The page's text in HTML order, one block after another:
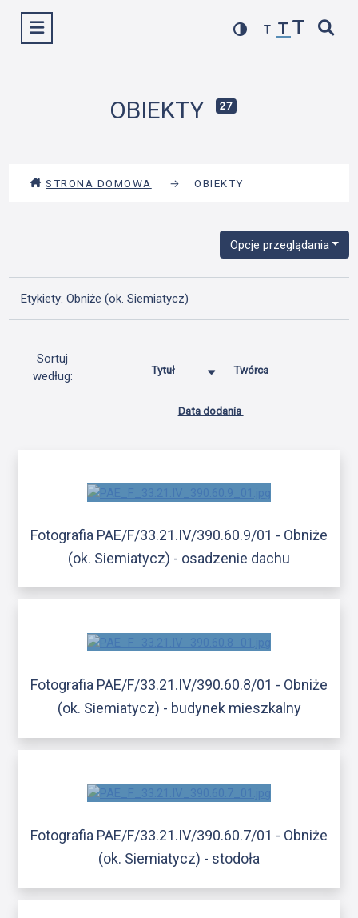
Wyświetl menu
OBIEKTY 27
STRONA DOMOWA → OBIEKTY
Opcje przeglądania
Etykiety: Obniże (ok. Siemiatycz)
Sortuj
według:
Tytuł Twórca
Data dodania
Fotografia PAE/F/33.21.IV/390.60.9/01 - Obniże
(ok. Siemiatycz) - osadzenie dachu
Fotografia PAE/F/33.21.IV/390.60.8/01 - Obniże
(ok. Siemiatycz) - budynek mieszkalny
Fotografia PAE/F/33.21.IV/390.60.7/01 - Obniże
(ok. Siemiatycz) - stodoła